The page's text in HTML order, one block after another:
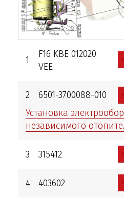
1
F16 KBE 012020
VEE
+
2 6501-3700088-010
+
Установка
независимого
3 315412 +
4 403602 +